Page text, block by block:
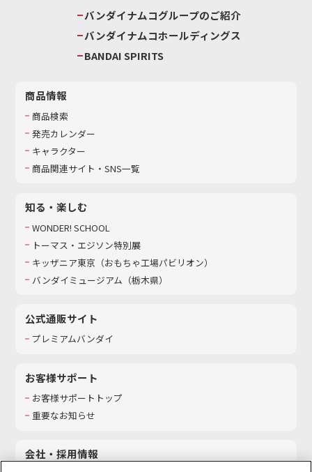
バンダイナムコグループのご紹介
バンダイナムコホールディングス
BANDAI SPIRITS
商品情報
商品検索
発売カレンダー
キャラクター
商品関連サイト・SNS一覧
知る・楽しむ
WONDER! SCHOOL
トーマス・エジソン特別展
キッザニア東京（おもちゃ工場パビリオン）​
バンダイミュージアム（栃木県）
公式通販サイト
プレミアムバンダイ
お客様サポート
お客様サポートトップ
重要なお知らせ
会社・採用情報